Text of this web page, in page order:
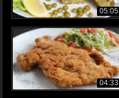
05:05
04:33